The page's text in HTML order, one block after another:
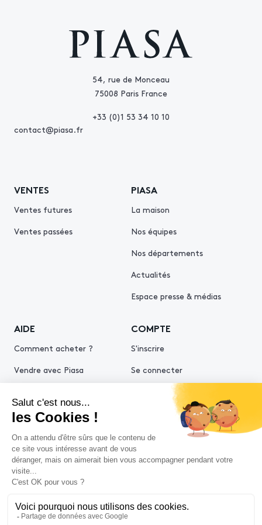
54, rue de Monceau
75008 Paris France
+33 (0)1 53 34 10 10
contact@piasa.fr
VENTES
Ventes futures
Ventes passées
PIASA
La maison
Nos équipes
Nos départements
Actualités
Espace presse & médias
AIDE
Comment acheter ?
Vendre avec Piasa
COMPTE
S'inscrire
Se connecter
Politiques de confidentialitéPolitique cookies
Conditions générales d'utilisation